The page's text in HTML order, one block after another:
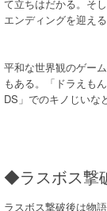
て立ちはだかる。そ
エンディングを迎える
平和な世界観のゲー
もある。「ドラえも
DS」でのキノじいなど
◆ラスボス撃
ラスボス撃破後は物